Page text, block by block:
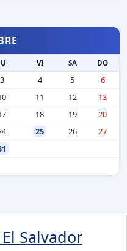
VI SA DO
3 4 5
6
11 12
13
18 19
20
25 26
27
Salvador